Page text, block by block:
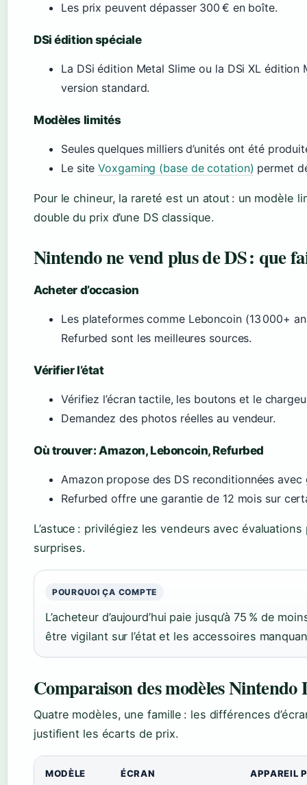
Les prix peuvent dépasser 300 € en boîte.
DSi édition spéciale
La DSi édition Metal Slime ou la DSi XL
version standard.
Modèles limités
Seules quelques milliers d’unités ont été
Le siteVoxgaming (base de cotation) permet
Pour le chineur, la rareté est un atout : un modèle
double du prix d’une DS classique.
Nintendo ne vend plus de DS : que
Acheter d’occasion
Les plateformes comme Leboncoin (13 000+
Refurbed sont les meilleures sources.
Vérifier l’état
Vérifiez l’écran tactile, les boutons et le
Demandez des photos réelles au vendeur.
Où trouver : Amazon, Leboncoin, Refurbed
Amazon propose des DS reconditionnées avec
Refurbed offre une garantie de 12 mois sur
L’astuce : privilégiez les vendeurs avec
surprises.
POURQUOI ÇA COMPTE
L’acheteur d’aujourd’hui paie jusqu’à 75 % de
être vigilant sur l’état et les accessoires
Comparaison des modèles Nintendo
Quatre modèles, une famille : les différences
justifient les écarts de prix.
MODÈLE ÉCRAN APPAREIL